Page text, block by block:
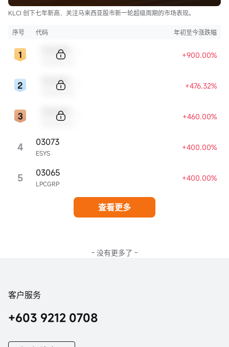
KLCI 创下七年新高，关注马来西亚股市新一轮超级周期的市场表现。
序号 代码 年初至今涨跌幅
+900.00%
+476.32%
+460.00%
4 ESYS
03073 +400.00%
5 LPCGRP
03065 +400.00%
查看更多
- 没有更多了 -
客户服务
+603 9212 0708